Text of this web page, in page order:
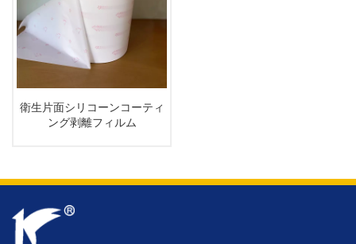
衛生片面シリコーンコーティ
ング剥離フィルム